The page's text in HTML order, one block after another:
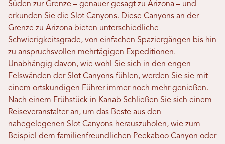
Süden zur Grenze – genauer gesagt zu Arizona – und
erkunden Sie die Slot Canyons. Diese Canyons an der
Grenze zu Arizona bieten unterschiedliche
Schwierigkeitsgrade, von einfachen Spaziergängen bis hin
zu anspruchsvollen mehrtägigen Expeditionen.
Unabhängig davon, wie wohl Sie sich in den engen
Felswänden der Slot Canyons fühlen, werden Sie sie mit
einem ortskundigen Führer immer noch mehr genießen.
Nach einem Frühstück in Kanab Schließen Sie sich einem
Reiseveranstalter an, um das Beste aus den
nahegelegenen Slot Canyons herauszuholen, wie zum
Beispiel dem familienfreundlichen Peekaboo Canyon oder